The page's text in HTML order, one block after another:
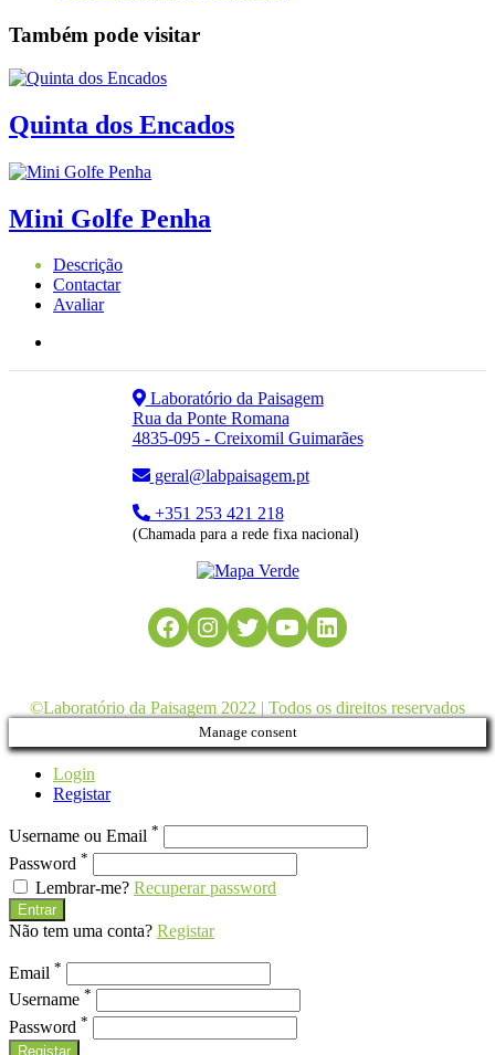
Também pode visitar
Quinta dos Encados
Mini Golfe Penha
Descrição
Contactar
Avaliar
Laboratório da Paisagem
Rua da Ponte Romana
4835-095 - Creixomil Guimarães
geral@labpaisagem.pt
+351 253 421 218
(Chamada para a rede fixa nacional)
Facebook
Instagram
TwitterYouTubeLinkedIn
©Laboratório da Paisagem 2022 | Todos os direitos reservados
Manage consent
Login
Registar
Username ou Email *
Password *
Lembrar-me? Recuperar password
Entrar
Não tem uma conta? Registar
Email *
Username *
Password *
Registar